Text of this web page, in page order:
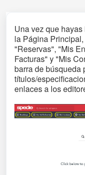
Una vez que
la Página
"Reservas", "Mis
Facturas" y "Mis
barra de búsqueda
títulos/
enlaces a los